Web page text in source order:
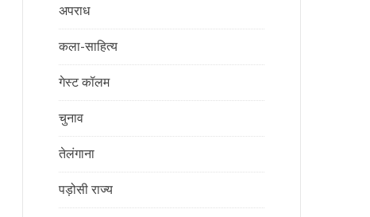
अपराध
कला-साहित्य
गेस्ट कॉलम
चुनाव
तेलंगाना
पड़ोसी राज्य